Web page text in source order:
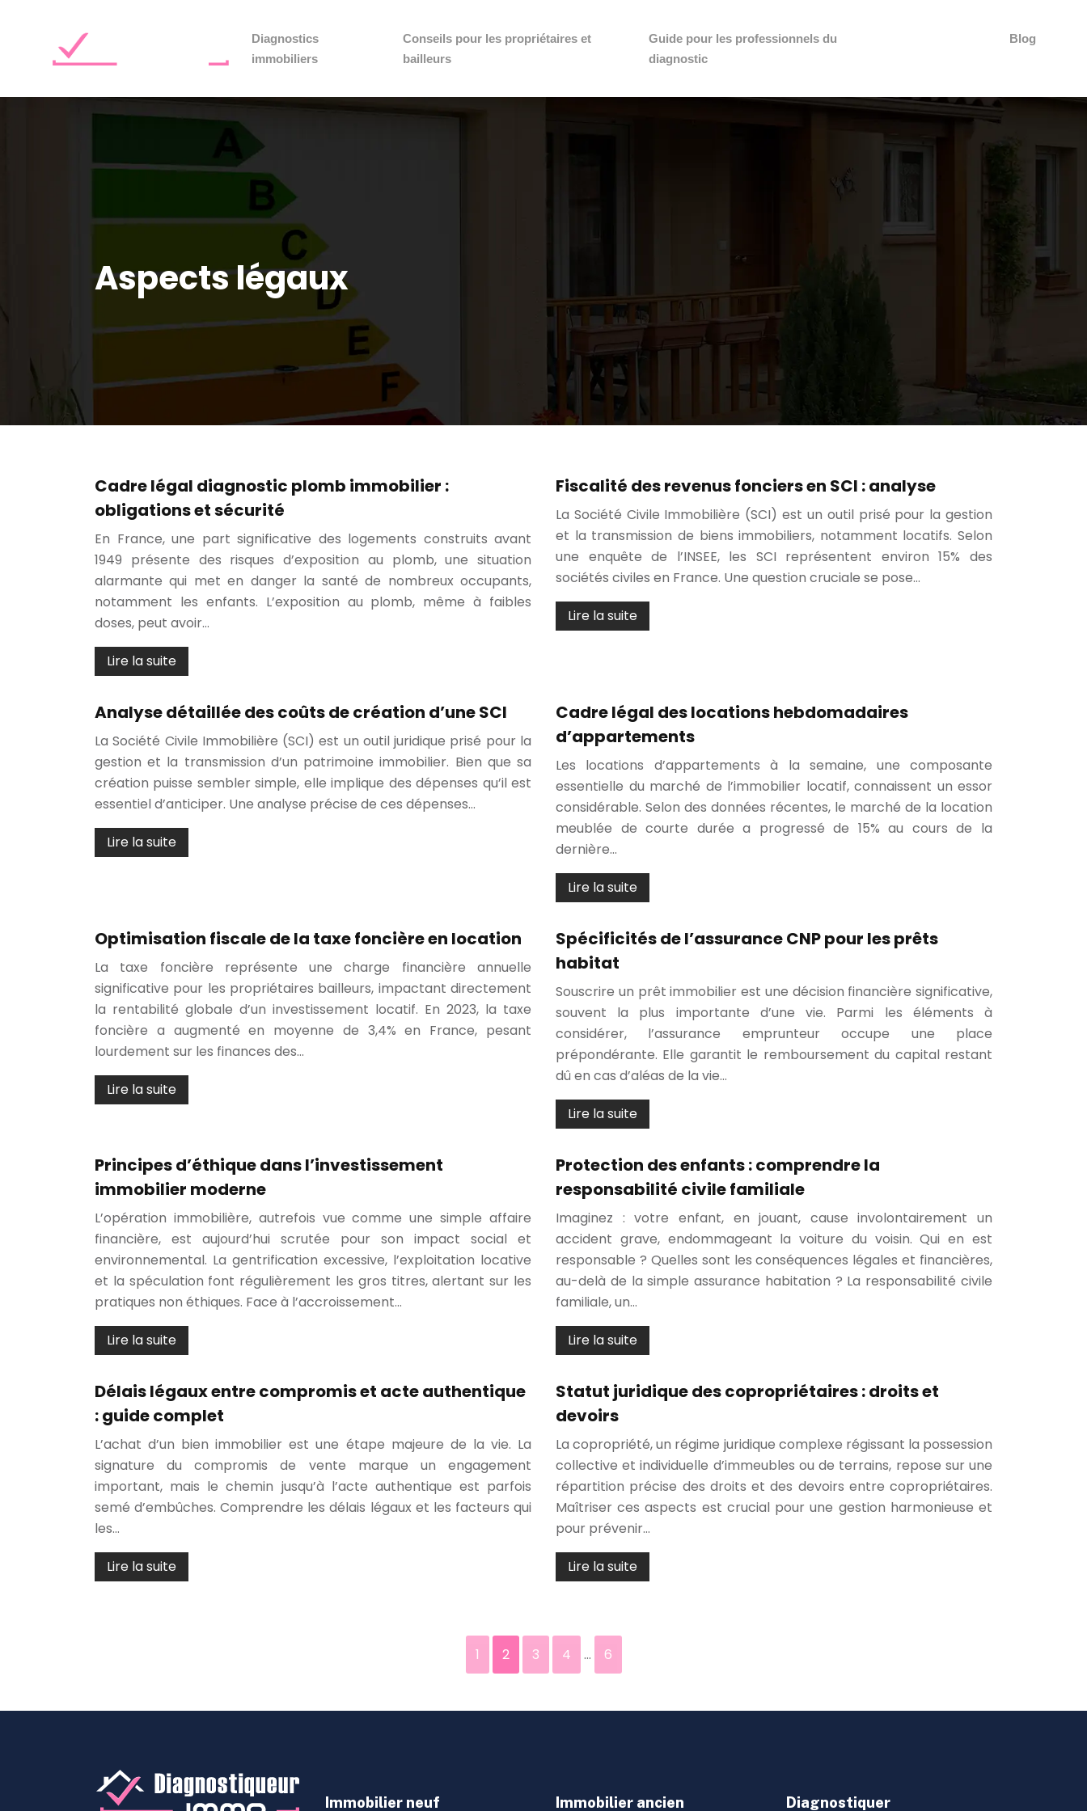
Diagnostics
immobiliers
Conseils pour les propriétaires et
bailleurs
Guide pour les professionnels du
diagnostic
Blog
Aspects légaux
Cadre légal diagnostic plomb immobilier :
obligations et sécurité
En France, une part significative des logements construits avant
1949 présente des risques d’exposition au plomb, une situation
alarmante qui met en danger la santé de nombreux occupants,
notamment les enfants. L’exposition au plomb, même à faibles
doses, peut avoir…
Lire la suite
Fiscalité des revenus fonciers en SCI : analyse
La Société Civile Immobilière (SCI) est un outil prisé pour la gestion
et la transmission de biens immobiliers, notamment locatifs. Selon
une enquête de l’INSEE, les SCI représentent environ 15% des
sociétés civiles en France. Une question cruciale se pose…
Lire la suite
Analyse détaillée des coûts de création d’une SCI
La Société Civile Immobilière (SCI) est un outil juridique prisé pour la
gestion et la transmission d’un patrimoine immobilier. Bien que sa
création puisse sembler simple, elle implique des dépenses qu’il est
essentiel d’anticiper. Une analyse précise de ces dépenses…
Lire la suite
Cadre légal des locations hebdomadaires
d’appartements
Les locations d’appartements à la semaine, une composante
essentielle du marché de l’immobilier locatif, connaissent un essor
considérable. Selon des données récentes, le marché de la location
meublée de courte durée a progressé de 15% au cours de la
dernière…
Lire la suite
Optimisation fiscale de la taxe foncière en location
La taxe foncière représente une charge financière annuelle
significative pour les propriétaires bailleurs, impactant directement
la rentabilité globale d’un investissement locatif. En 2023, la taxe
foncière a augmenté en moyenne de 3,4% en France, pesant
lourdement sur les finances des…
Lire la suite
Spécificités de l’assurance CNP pour les prêts
habitat
Souscrire un prêt immobilier est une décision financière significative,
souvent la plus importante d’une vie. Parmi les éléments à
considérer, l’assurance emprunteur occupe une place
prépondérante. Elle garantit le remboursement du capital restant
dû en cas d’aléas de la vie…
Lire la suite
Principes d’éthique dans l’investissement
immobilier moderne
L’opération immobilière, autrefois vue comme une simple affaire
financière, est aujourd’hui scrutée pour son impact social et
environnemental. La gentrification excessive, l’exploitation locative
et la spéculation font régulièrement les gros titres, alertant sur les
pratiques non éthiques. Face à l’accroissement…
Lire la suite
Protection des enfants : comprendre la
responsabilité civile familiale
Imaginez : votre enfant, en jouant, cause involontairement un
accident grave, endommageant la voiture du voisin. Qui en est
responsable ? Quelles sont les conséquences légales et financières,
au-delà de la simple assurance habitation ? La responsabilité civile
familiale, un…
Lire la suite
Délais légaux entre compromis et acte authentique
: guide complet
L’achat d’un bien immobilier est une étape majeure de la vie. La
signature du compromis de vente marque un engagement
important, mais le chemin jusqu’à l’acte authentique est parfois
semé d’embûches. Comprendre les délais légaux et les facteurs qui
les…
Lire la suite
Statut juridique des copropriétaires : droits et
devoirs
La copropriété, un régime juridique complexe régissant la possession
collective et individuelle d’immeubles ou de terrains, repose sur une
répartition précise des droits et des devoirs entre copropriétaires.
Maîtriser ces aspects est crucial pour une gestion harmonieuse et
pour prévenir…
Lire la suite
1 2 3 4 … 6
Immobilier neuf Immobilier ancien Diagnostiquer